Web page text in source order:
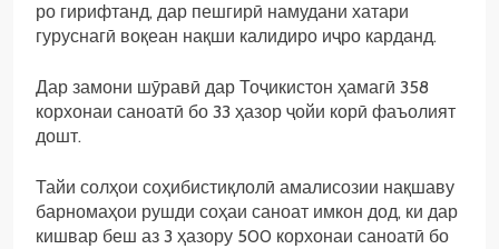
ро гирифтанд, дар пешгирӣ намудани хатари
гуруснагӣ воқеан нақши калидиро иҷро карданд.
Дар замони шӯравӣ дар Тоҷикистон ҳамагӣ 358
корхонаи саноатӣ бо 33 ҳазор ҷойи корӣ фаъолият
дошт.
Тайи солҳои соҳибистиқлолӣ амалисозии нақшаву
барномаҳои рушди соҳаи саноат имкон дод, ки дар
кишвар беш аз 3 ҳазору 500 корхонаи саноатӣ бо